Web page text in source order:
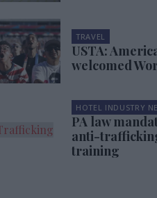
TRAVEL
USTA:
welcomed
HOTEL INDUSTRY
PA law
anti-
training